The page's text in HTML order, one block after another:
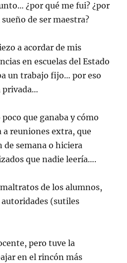
¿por qué me fui? ¿por
de ser maestra?
a acordar de mis
en escuelas del Estado
un trabajo fijo… por eso
privada…
que ganaba y cómo
a reuniones extra, que
semana o hiciera
que nadie leería….
de los alumnos,
autoridades (sutiles
pero tuve la
en el rincón más